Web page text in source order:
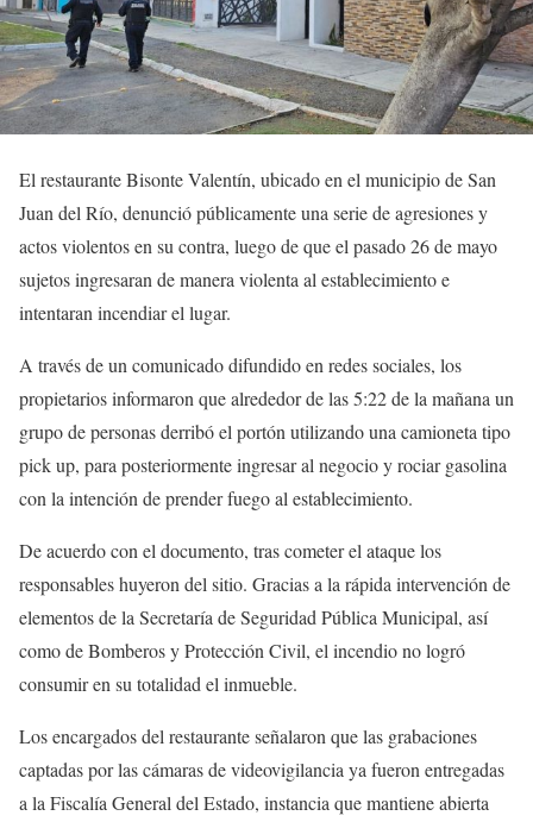
El restaurante Bisonte Valentín, ubicado en el municipio de San
Juan del Río, denunció públicamente una serie de agresiones y
actos violentos en su contra, luego de que el pasado 26 de mayo
sujetos ingresaran de manera violenta al establecimiento e
intentaran incendiar el lugar.
A través de un comunicado difundido en redes sociales, los
propietarios informaron que alrededor de las 5:22 de la mañana un
grupo de personas derribó el portón utilizando una camioneta tipo
pick up, para posteriormente ingresar al negocio y rociar gasolina
con la intención de prender fuego al establecimiento.
De acuerdo con el documento, tras cometer el ataque los
responsables huyeron del sitio. Gracias a la rápida intervención de
elementos de la Secretaría de Seguridad Pública Municipal, así
como de Bomberos y Protección Civil, el incendio no logró
consumir en su totalidad el inmueble.
Los encargados del restaurante señalaron que las grabaciones
captadas por las cámaras de videovigilancia ya fueron entregadas
a la Fiscalía General del Estado, instancia que mantiene abierta